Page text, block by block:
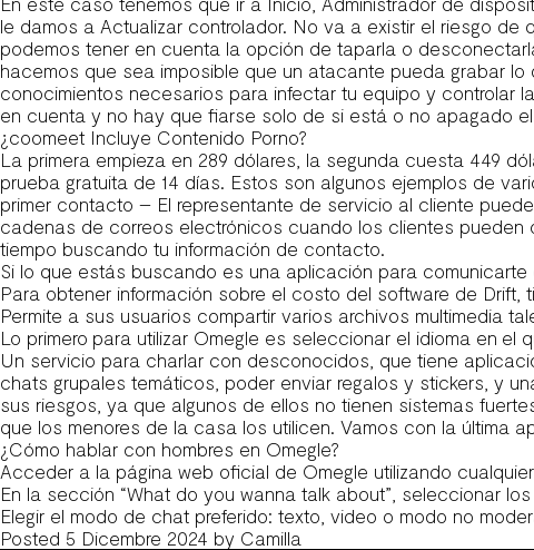
le damos a Actualizar controlador. No va a existir el riesgo
podemos tener en cuenta la opción de taparla o
hacemos que sea imposible que un atacante pueda grabar
conocimientos necesarios para infectar tu equipo y controlar
en cuenta y no hay que fiarse solo de si está o no apagado el
¿coomeet Incluye Contenido Porno?
La primera empieza en 289 dólares, la segunda cuesta 449
prueba gratuita de 14 días. Estos son algunos ejemplos de
primer contacto – El representante de servicio al cliente
cadenas de correos electrónicos cuando los clientes
tiempo buscando tu información de contacto.
Si lo que estás buscando es una aplicación para
Para obtener información sobre el costo del software de Drift,
Permite a sus usuarios compartir varios archivos multimedia
Lo primero para utilizar Omegle es seleccionar el idioma en el
Un servicio para charlar con desconocidos, que tiene
chats grupales temáticos, poder enviar regalos y stickers, y
sus riesgos, ya que algunos de ellos no tienen sistemas
que los menores de la casa los utilicen. Vamos con la última
¿Cómo hablar con hombres en Omegle?
Acceder a la página web oficial de Omegle utilizando
En la sección “What do you wanna talk about”, seleccionar
Elegir el modo de chat preferido: texto, video o modo no
Posted 5 Dicembre 2024 by Camilla